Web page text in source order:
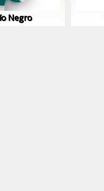
Negro